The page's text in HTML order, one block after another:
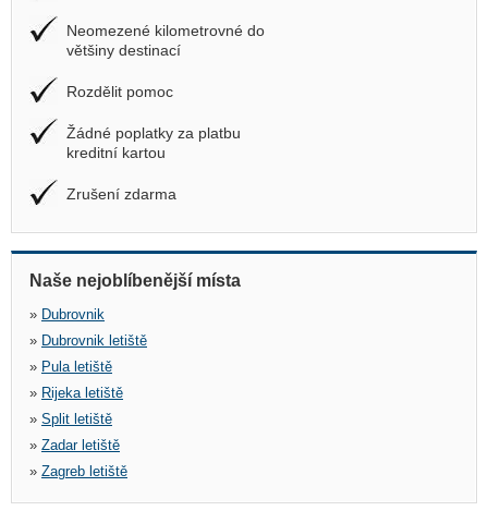
Neomezené kilometrovné do
většiny destinací
Rozdělit pomoc
Žádné poplatky za platbu
kreditní kartou
Zrušení zdarma
Naše nejoblíbenější místa
» Dubrovnik
» Dubrovnik letiště
» Pula letiště
» Rijeka letiště
» Split letiště
» Zadar letiště
» Zagreb letiště